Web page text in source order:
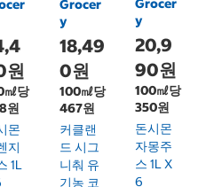
원
㎖당
원
몬
지
1L
Grocer
y
18,49
0원
100㎖당
467원
커클랜
드 시그
니춰 유
기농 코
Grocer
y
20,9
90원
100㎖당
350원
돈시몬
자몽주
스 1L X
6